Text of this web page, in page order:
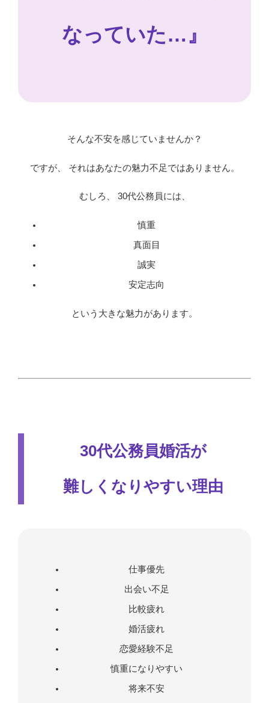
なっていた…』
そんな不安を感じていませんか？
ですが、 それはあなたの魅力不足ではありません。
むしろ、 30代公務員には、
慎重
真面目
誠実
安定志向
という大きな魅力があります。
30代公務員婚活が
難しくなりやすい理由
仕事優先
出会い不足
比較疲れ
婚活疲れ
恋愛経験不足
慎重になりやすい
将来不安